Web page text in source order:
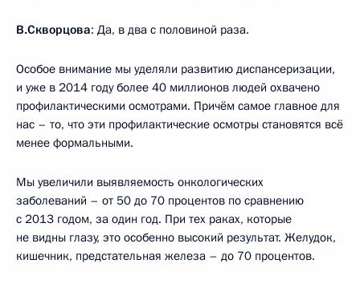
В.Скворцова: Да, в два с половиной раза.
Особое внимание мы уделяли развитию диспансеризации,
и уже в 2014 году более 40 миллионов людей охвачено
профилактическими осмотрами. Причём самое главное для
нас – то, что эти профилактические осмотры становятся всё
менее формальными.
Мы увеличили выявляемость онкологических
заболеваний – от 50 до 70 процентов по сравнению
с 2013 годом, за один год. При тех раках, которые
не видны глазу, это особенно высокий результат. Желудок,
кишечник, предстательная железа – до 70 процентов.